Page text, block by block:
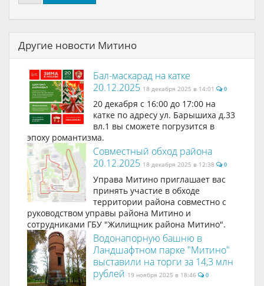
Другие новости Митино
Бал-маскарад на катке
20.12.2025 18 декабря 2025 в 14:01 0
20 декабря с 16:00 до 17:00 на
катке по адресу ул. Барышиха д.33
вл.1 вы сможете погрузится в
эпоху романтизма.
Совместный обход района
20.12.2025 18 декабря 2025 в 12:38 0
Управа Митино приглашает вас
принять участие в обходе
территории района совместно с
руководством управы района Митино и
сотрудниками ГБУ "Жилищник района Митино".
Водонапорную башню в
Ландшафтном парке "Митино"
выставили на торги за 14,3 млн
рублей 19 ноября 2025 в 18:46 0